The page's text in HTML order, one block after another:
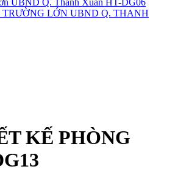
LỚN UBND Q. THANH
KẾ PHÒNG